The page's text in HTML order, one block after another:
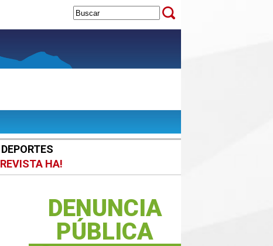
DEPORTES
REVISTA HA!
DENUNCIA
PÚBLICA